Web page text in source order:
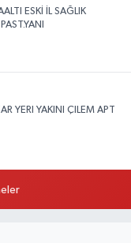
ESKİ İL SAĞLIK
YERI YAKINI ÇILEM APT